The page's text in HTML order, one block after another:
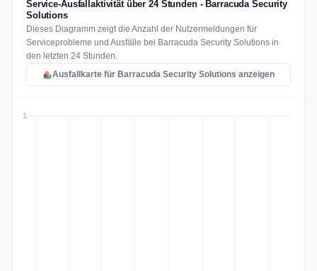
Service-Ausfallaktivität über 24 Stunden - Barracuda Security
Solutions
Dieses Diagramm zeigt die Anzahl der Nutzermeldungen für
Serviceprobleme und Ausfälle bei Barracuda Security Solutions in
den letzten 24 Stunden.
Ausfallkarte für Barracuda Security Solutions anzeigen